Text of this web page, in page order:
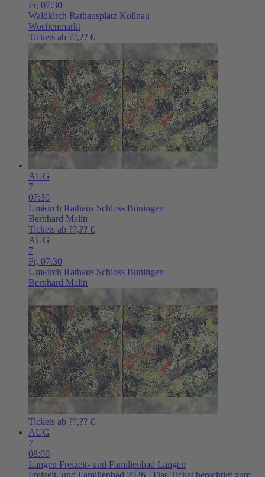
Fr, 07:30
Waldkirch Rathausplatz Kollnau
Wochenmarkt
Tickets ab ??,?? €
AUG
7
07:30
Umkirch Rathaus Schloss Büningen
Bernhard Malin
Tickets ab ??,?? €
AUG
7
Fr, 07:30
Umkirch Rathaus Schloss Büningen
Bernhard Malin
Tickets ab ??,?? €
AUG
7
08:00
Langen Freizeit- und Familienbad Langen
Freizeit- und Familienbad 2026 - Das Ticket berechtigt zum